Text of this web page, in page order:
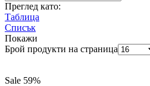
Преглед като:
Таблица
Списък
Покажи
Брой продукти на страница
Sale 59%